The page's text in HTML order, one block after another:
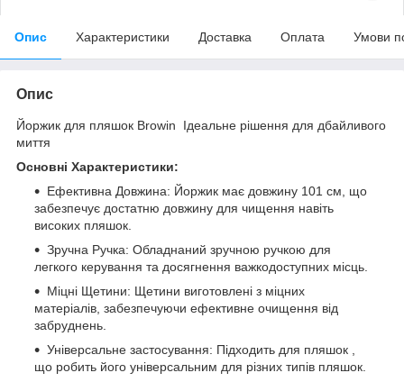
Опис Характеристики Доставка Оплата Умови
Опис
Йоржик для пляшок Browin Ідеальне рішення для дбайливого
миття
Основні Характеристики:
Ефективна Довжина: Йоржик має довжину 101 см, що
забезпечує достатню довжину для чищення навіть
високих пляшок.
Зручна Ручка: Обладнаний зручною ручкою для
легкого керування та досягнення важкодоступних місць.
Міцні Щетини: Щетини виготовлені з міцних
матеріалів, забезпечуючи ефективне очищення від
забруднень.
Універсальне застосування: Підходить для пляшок ,
що робить його універсальним для різних типів пляшок.